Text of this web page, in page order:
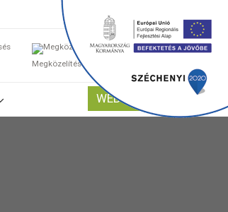
Megközelítés
0
WEBSHOP